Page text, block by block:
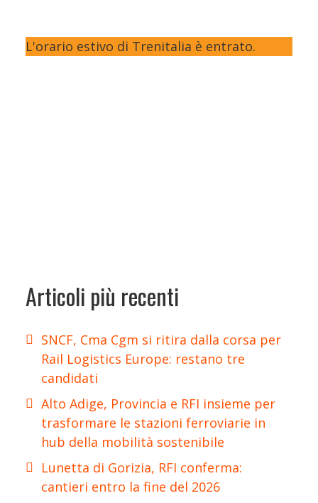
L'orario estivo di Trenitalia è entrato.
Articoli più recenti
SNCF, Cma Cgm si ritira dalla corsa per
Rail Logistics Europe: restano tre
candidati
Alto Adige, Provincia e RFI insieme per
trasformare le stazioni ferroviarie in
hub della mobilità sostenibile
Lunetta di Gorizia, RFI conferma:
cantieri entro la fine del 2026